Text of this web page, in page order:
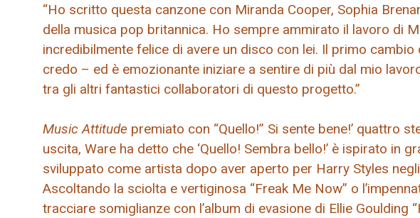
“Ho scritto questa canzone con Miranda Cooper, Sophia
della musica pop britannica. Ho sempre ammirato il lavoro di
incredibilmente felice di avere un disco con lei. Il primo
credo – ed è emozionante iniziare a sentire di più dal mio
tra gli altri fantastici collaboratori di questo progetto.”
Music Attitude premiato con “Quello!” Si sente bene!’ quattro
uscita, Ware ha detto che ‘Quello! Sembra bello!’ è ispirato in
sviluppato come artista dopo aver aperto per Harry Styles
Ascoltando la sciolta e vertiginosa “Freak Me Now” o
tracciare somiglianze con l’album di evasione di Ellie Goulding